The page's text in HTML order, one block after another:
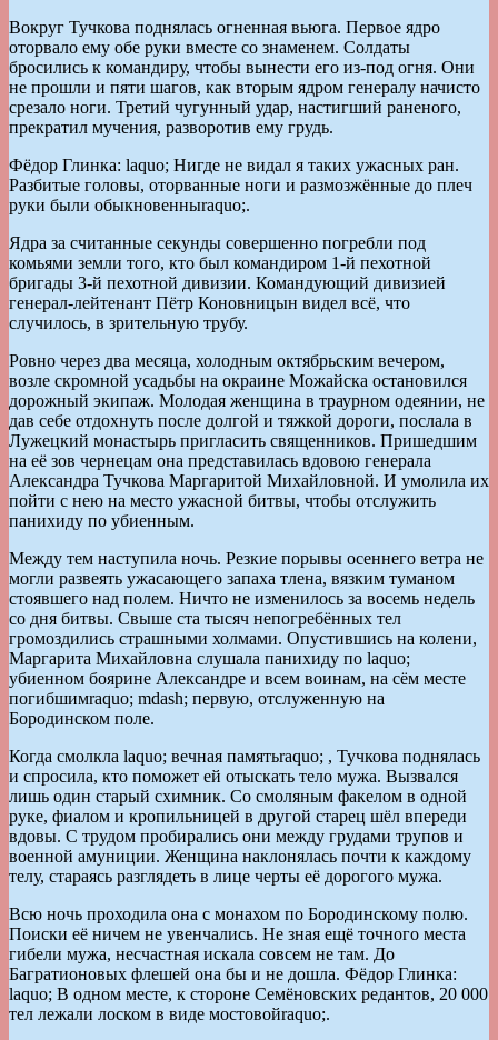
Вокруг Тучкова поднялась огненная вьюга. Первое ядро
оторвало ему обе руки вместе со знаменем. Солдаты
бросились к командиру, чтобы вынести его из-под огня. Они
не прошли и пяти шагов, как вторым ядром генералу начисто
срезало ноги. Третий чугунный удар, настигший раненого,
прекратил мучения, разворотив ему грудь.
Фёдор Глинка: laquo; Нигде не видал я таких ужасных ран.
Разбитые головы, оторванные ноги и размозжённые до плеч
руки были обыкновенныraquo;.
Ядра за считанные секунды совершенно погребли под
комьями земли того, кто был командиром 1-й пехотной
бригады 3-й пехотной дивизии. Командующий дивизией
генерал-лейтенант Пётр Коновницын видел всё, что
случилось, в зрительную трубу.
Ровно через два месяца, холодным октябрьским вечером,
возле скромной усадьбы на окраине Можайска остановился
дорожный экипаж. Молодая женщина в траурном одеянии, не
дав себе отдохнуть после долгой и тяжкой дороги, послала в
Лужецкий монастырь пригласить священников. Пришедшим
на её зов чернецам она представилась вдовою генерала
Александра Тучкова Маргаритой Михайловной. И умолила их
пойти с нею на место ужасной битвы, чтобы отслужить
панихиду по убиенным.
Между тем наступила ночь. Резкие порывы осеннего ветра не
могли развеять ужасающего запаха тлена, вязким туманом
стоявшего над полем. Ничто не изменилось за восемь недель
со дня битвы. Свыше ста тысяч непогребённых тел
громоздились страшными холмами. Опустившись на колени,
Маргарита Михайловна слушала панихиду по laquo;
убиенном боярине Александре и всем воинам, на сём месте
погибшимraquo; mdash; первую, отслуженную на
Бородинском поле.
Когда смолкла laquo; вечная памятьraquo; , Тучкова поднялась
и спросила, кто поможет ей отыскать тело мужа. Вызвался
лишь один старый схимник. Со смоляным факелом в одной
руке, фиалом и кропильницей в другой старец шёл впереди
вдовы. С трудом пробирались они между грудами трупов и
военной амуниции. Женщина наклонялась почти к каждому
телу, стараясь разглядеть в лице черты её дорогого мужа.
Всю ночь проходила она с монахом по Бородинскому полю.
Поиски её ничем не увенчались. Не зная ещё точного места
гибели мужа, несчастная искала совсем не там. До
Багратионовых флешей она бы и не дошла. Фёдор Глинка:
laquo; В одном месте, к стороне Семёновских редантов, 20 000
тел лежали лоском в виде мостовойraquo;.